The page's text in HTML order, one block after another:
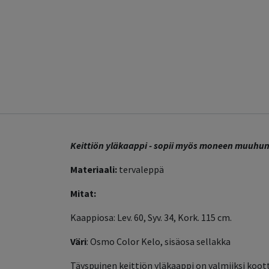
Keittiön yläkaappi - sopii myös moneen
Materiaali: tervaleppä
Mitat:
Kaappiosa: Lev. 60, Syv. 34, Kork. 115 cm.
Väri: Osmo Color Kelo, sisäosa sellakka
Täyspuinen keittiön yläkaappi on valmiiksi